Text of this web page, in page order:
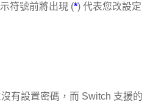
符號前將出現 (*) 代表您改設定
有設置密碼，而 Switch 支援的